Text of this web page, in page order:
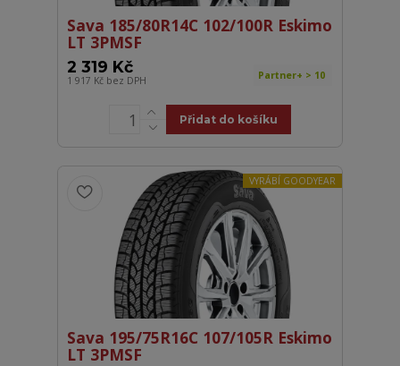
Sava 185/80R14C 102/100R Eskimo
LT 3PMSF
2 319 Kč
1 917 Kč bez DPH Partner+ > 10
Přidat do košíku
VYRÁBÍ GOODYEAR
Sava 195/75R16C 107/105R Eskimo
LT 3PMSF